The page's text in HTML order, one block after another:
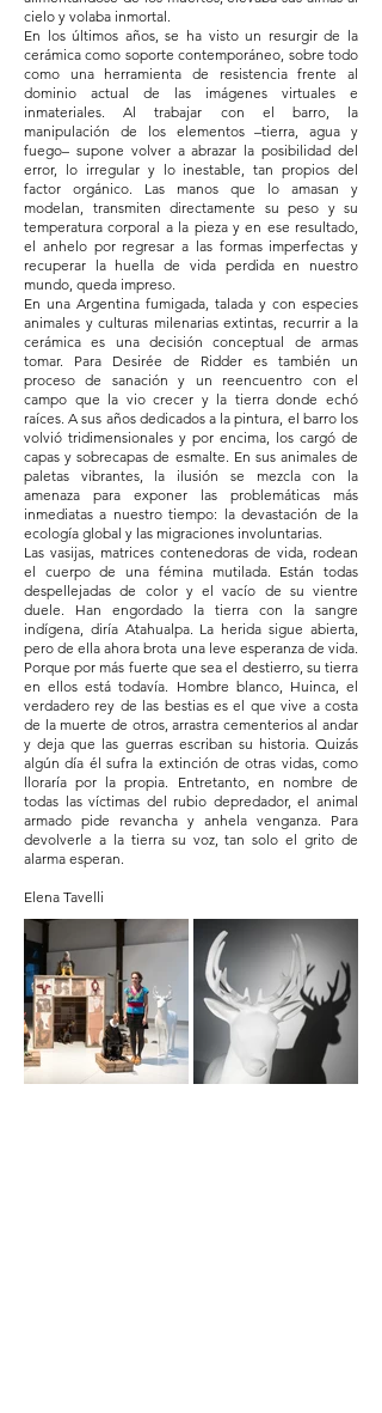
cielo y volaba inmortal.
En los últimos años, se ha visto un resurgir de la
cerámica como soporte contemporáneo, sobre todo
como una herramienta de resistencia frente al
dominio actual de las imágenes virtuales e
inmateriales. Al trabajar con el barro, la
manipulación de los elementos –tierra, agua y
fuego– supone volver a abrazar la posibilidad del
error, lo irregular y lo inestable, tan propios del
factor orgánico. Las manos que lo amasan y
modelan, transmiten directamente su peso y su
temperatura corporal a la pieza y en ese resultado,
el anhelo por regresar a las formas imperfectas y
recuperar la huella de vida perdida en nuestro
mundo, queda impreso.
En una Argentina fumigada, talada y con especies
animales y culturas milenarias extintas, recurrir a la
cerámica es una decisión conceptual de armas
tomar. Para Desirée de Ridder es también un
proceso de sanación y un reencuentro con el
campo que la vio crecer y la tierra donde echó
raíces. A sus años dedicados a la pintura, el barro los
volvió tridimensionales y por encima, los cargó de
capas y sobrecapas de esmalte. En sus animales de
paletas vibrantes, la ilusión se mezcla con la
amenaza para exponer las problemáticas más
inmediatas a nuestro tiempo: la devastación de la
ecología global y las migraciones involuntarias.
Las vasijas, matrices contenedoras de vida, rodean
el cuerpo de una fémina mutilada. Están todas
despellejadas de color y el vacío de su vientre
duele. Han engordado la tierra con la sangre
indígena, diría Atahualpa. La herida sigue abierta,
pero de ella ahora brota una leve esperanza de vida.
Porque por más fuerte que sea el destierro, su tierra
en ellos está todavía. Hombre blanco, Huinca, el
verdadero rey de las bestias es el que vive a costa
de la muerte de otros, arrastra cementerios al andar
y deja que las guerras escriban su historia. Quizás
algún día él sufra la extinción de otras vidas, como
lloraría por la propia. Entretanto, en nombre de
todas las víctimas del rubio depredador, el animal
armado pide revancha y anhela venganza. Para
devolverle a la tierra su voz, tan solo el grito de
alarma esperan.
Elena Tavelli